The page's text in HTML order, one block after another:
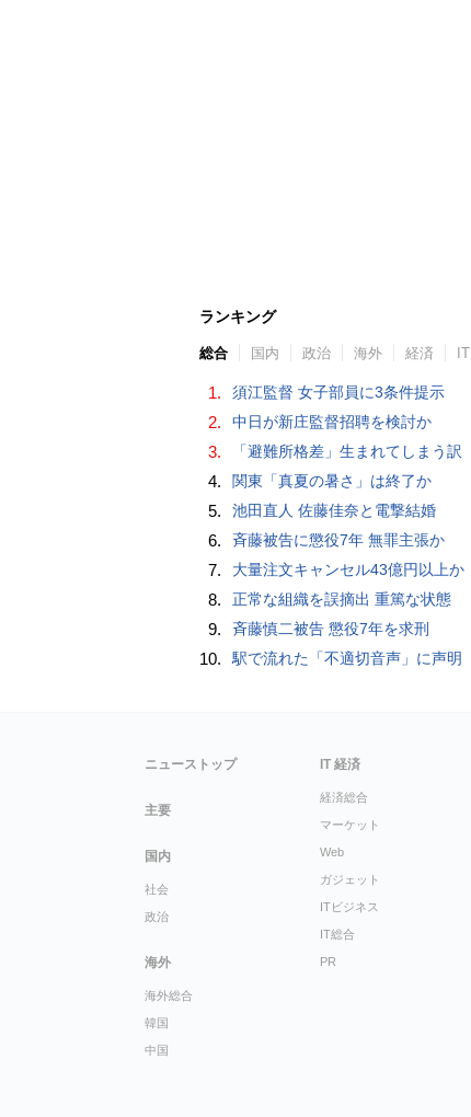
ランキング
総合 国内 政治 海外 経済 IT
1. 須江監督 女子部員に3条件提示
2. 中日が新庄監督招聘を検討か
3. 「避難所格差」生まれてしまう訳
4. 関東「真夏の暑さ」は終了か
5. 池田直人 佐藤佳奈と電撃結婚
6. 斉藤被告に懲役7年 無罪主張か
7. 大量注文キャンセル43億円以上か
8. 正常な組織を誤摘出 重篤な状態
9. 斉藤慎二被告 懲役7年を求刑
10. 駅で流れた「不適切音声」に声明
ニューストップ
主要
国内
社会
政治
海外
海外総合
韓国
中国
IT 経済
経済総合
マーケット
Web
ガジェット
ITビジネス
IT総合
PR